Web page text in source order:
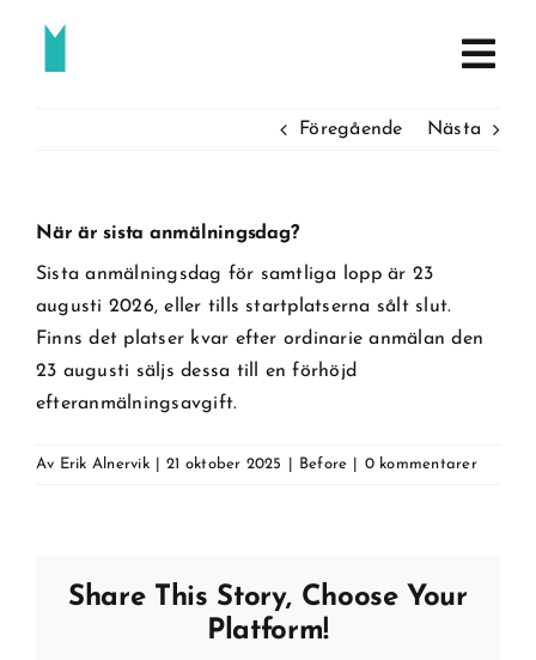
Föregående Nästa
När är sista anmälningsdag?
Sista anmälningsdag för samtliga lopp är 23
augusti 2026, eller tills startplatserna sålt slut.
Finns det platser kvar efter ordinarie anmälan den
23 augusti säljs dessa till en förhöjd
efteranmälningsavgift.
Av Erik Alnervik 21 oktober 2025 Before 0 kommentarer
Share This Story, Choose Your
Platform!